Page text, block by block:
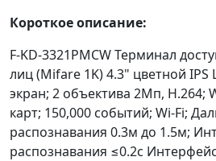
Короткое описание:
F-KD-3321PMCW Терминал
лиц (Mifare 1K) 4.3" цветной IPS
экран; 2 объектива 2Мп, H.264;
карт; 150,000 событий; Wi-Fi;
распознавания 0.3м до 1.5м;
распознавания ≤0.2с